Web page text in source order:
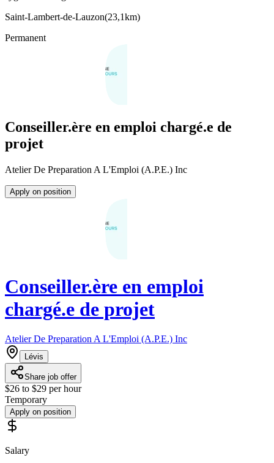
Saint-Lambert-de-Lauzon(23,1km)
Permanent
Conseiller.ère en emploi chargé.e de
projet
Atelier De Preparation A L'Emploi (A.P.E.) Inc
Apply on position
Conseiller.ère en emploi
chargé.e de projet
Atelier De Preparation A L'Emploi (A.P.E.) Inc
Lévis
Share job offer
$26 to $29 per hour
Temporary
Apply on position
Salary